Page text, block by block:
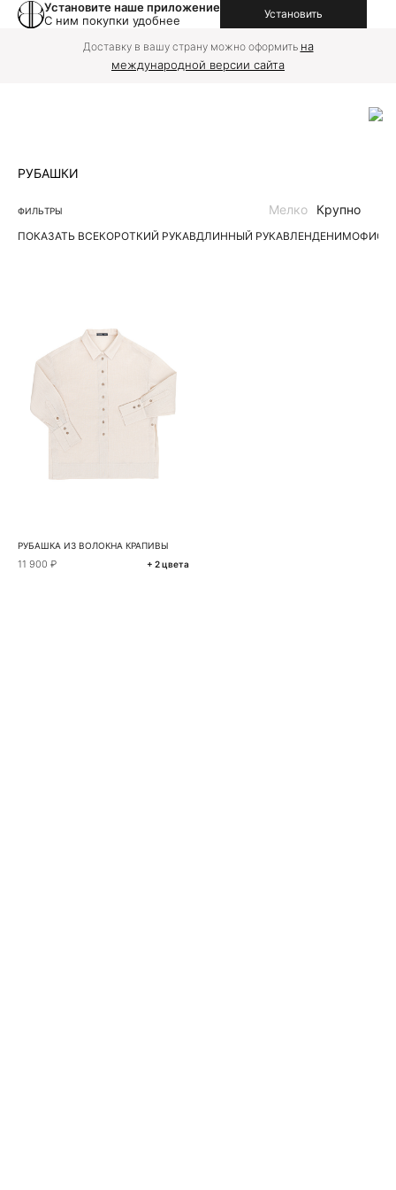
Установите наше приложение
С ним покупки удобнее
Установить
Доставку в вашу страну можно оформить на
международной версии сайта
РУБАШКИ
ФИЛЬТРЫ
ПОКАЗАТЬ ВСЕКОРОТКИЙ РУКАВДЛИННЫЙ РУКАВЛЕНДЕНИМОФИС
Мелко Крупно
РУБАШКА ИЗ ВОЛОКНА КРАПИВЫ
11 900 ₽ + 2 цвета